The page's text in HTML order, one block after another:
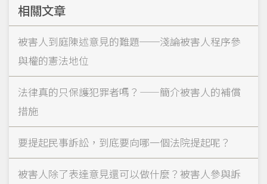
相關文章
被害人到庭陳述意見的難題──淺論被害人程序參
與權的憲法地位
法律真的只保護犯罪者嗎？——簡介被害人的補償
措施
要提起民事訴訟，到底要向哪一個法院提起呢？
被害人除了表達意見還可以做什麼？被害人參與訴